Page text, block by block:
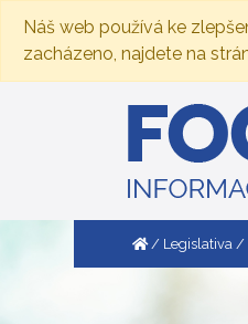
Náš web používá ke
zacházeno, najdete na
Legislativa